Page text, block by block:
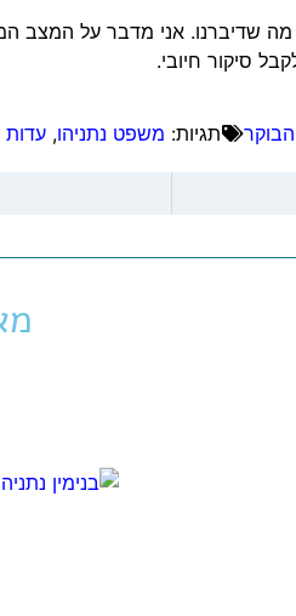
שדיברנו. אני מדבר על המצב
סיקור חיובי.
הבוקר תגיות: משפט נתניהו,